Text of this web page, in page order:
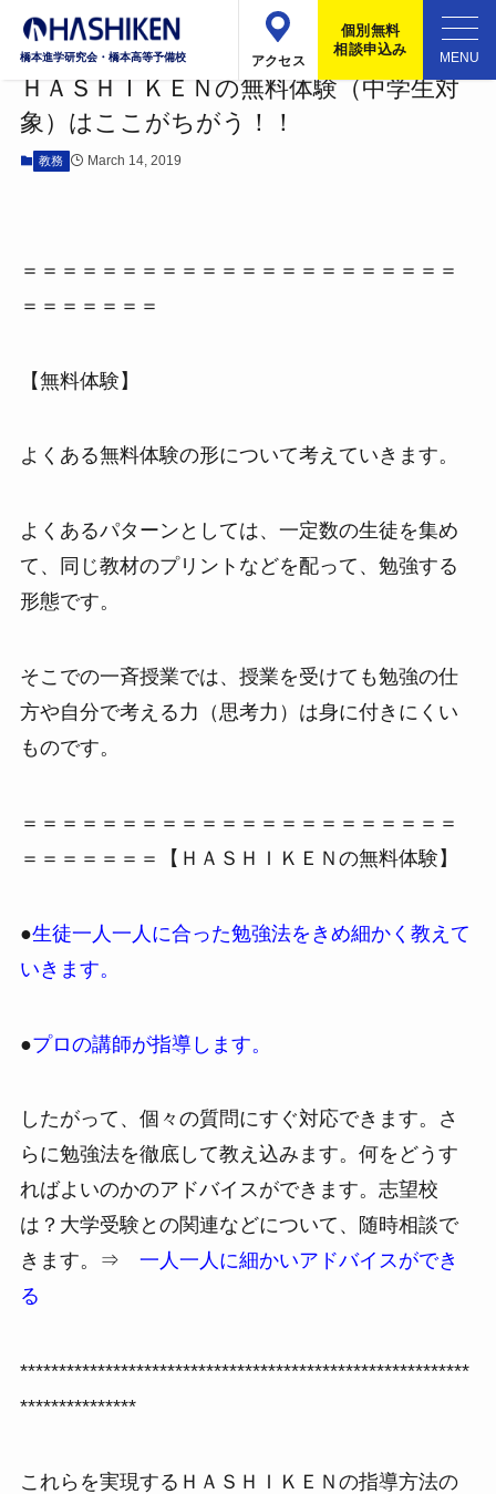
橋本進学研究会・橋本高等予備校
個別無料
相談申込み
アクセス
ホーム 教務
ＨＡＳＨＩＫＥＮの無料体験（中学生対
象）はここがちがう！！
教務 March 14, 2019
＝＝＝＝＝＝＝＝＝＝＝＝＝＝＝＝＝＝＝＝＝＝
＝＝＝＝＝＝＝
【無料体験】
よくある無料体験の形について考えていきます。
よくあるパターンとしては、一定数の生徒を集め
て、同じ教材のプリントなどを配って、勉強する
形態です。
そこでの一斉授業では、授業を受けても勉強の仕
方や自分で考える力（思考力）は身に付きにくい
ものです。
＝＝＝＝＝＝＝＝＝＝＝＝＝＝＝＝＝＝＝＝＝＝
＝＝＝＝＝＝＝【ＨＡＳＨＩＫＥＮの無料体験】
●生徒一人一人に合った勉強法をきめ細かく教えて
いきます。
●プロの講師が指導します。
したがって、個々の質問にすぐ対応できます。さ
らに勉強法を徹底して教え込みます。何をどうす
ればよいのかのアドバイスができます。志望校
は？大学受験との関連などについて、随時相談で
きます。⇒ 一人一人に細かいアドバイスができ
る
**********************************************************
***************
これらを実現するＨＡＳＨＩＫＥＮの指導方法の